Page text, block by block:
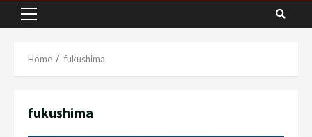
Home fukushima
fukushima